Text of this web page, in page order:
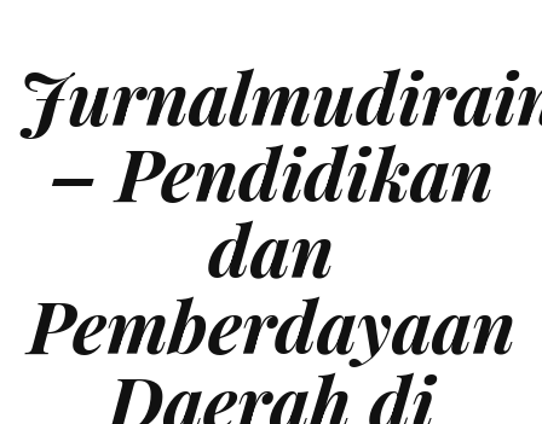
– Pendidikan
dan
Pemberdayaan
Daerah di